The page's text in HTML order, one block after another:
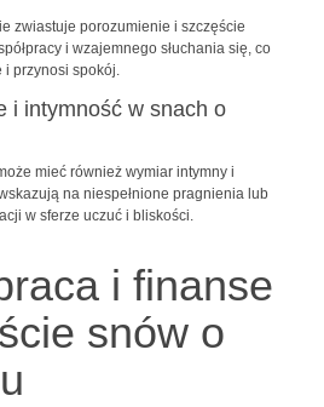
zwiastuje porozumienie i szczęście
i wzajemnego słuchania się, co
przynosi spokój.
i intymność w snach o
mieć również wymiar intymny i
na niespełnione pragnienia lub
w sferze uczuć i bliskości.
i finanse
snów o